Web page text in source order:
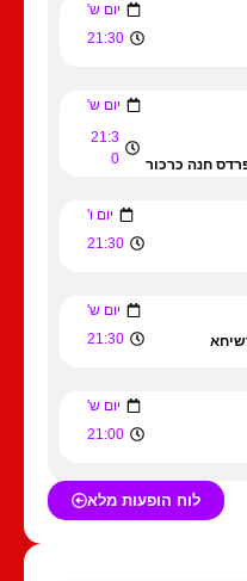
יום ש'
21:30
יום ש'
חנה כרכור
21:3
0
יום ו'
21:30
יום ש'
21:30
יום ש'
21:00
לוח הופעות מלא